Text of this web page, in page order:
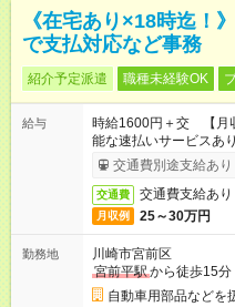
《在宅あり×18時迄！
で支払対応など事務
紹介予定派遣 職種未経験OK
給与
時給1600円＋交 【月
能な速払いサービスあり
交通費別途支給あり
交通費 交通費支給あり
月収例 25～30万円
勤務地
川崎市宮前区
宮前平駅から徒歩15分
自動車用部品などを